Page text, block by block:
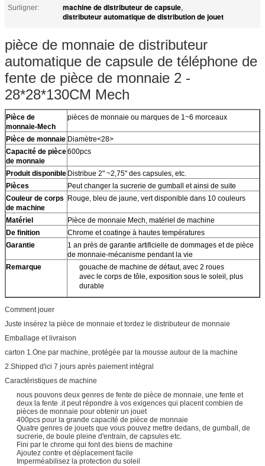
Surligner:
machine de distributeur de capsule,
distributeur automatique de distribution de jouet
pièce de monnaie de distributeur
automatique de capsule de téléphone de
fente de pièce de monnaie 2 -
28*28*130CM Mech
Pièce de
monnaie-Mech
pièces de monnaie ou marques de 1~6 morceaux
Pièce de monnaie Diamètre<28>
Capacité de pièce
de monnaie
600pcs
Produit disponible Distribue 2" ~2,75" des capsules, etc.
Pièces
Peut changer la sucrerie de gumball et ainsi de suite
Couleur de corps
de machine
Rouge, bleu de jaune, vert disponible dans 10 couleurs
Matériel
Pièce de monnaie Mech, matériel de machine
De finition
Chrome et coatinge à hautes températures
Garantie
1 an près de garantie artificielle de dommages et de pièce
de monnaie-mécanisme pendant la vie
Remarque
gouache de machine de défaut, avec 2 roues
avec le corps de tôle, exposition sous le soleil, plus
durable
Comment jouer
Juste insérez la pièce de monnaie et tordez le distributeur de monnaie
Emballage et livraison
carton 1.One par machine, protégée par la mousse autour de la machine
2.Shipped d'ici 7 jours après paiement intégral
Caractéristiques de machine
nous pouvons deux genres de fente de pièce de monnaie, une fente et
deux la fente .it peut répondre à vos exigences qui placent combien de
pièces de monnaie pour obtenir un jouet
400pcs pour la grande capacité de pièce de monnaie
Quatre genres de jouets que vous pouvez mettre dedans, de gumball, de
sucrerie, de boule pleine d'entrain, de capsules etc.
Fini par le chrome qui font des biens de machine
Ajoutez contre et déplacement facile
Imperméabilisez la protection du soleil